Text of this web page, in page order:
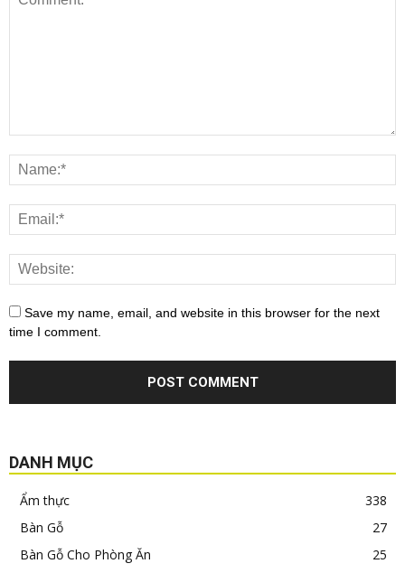
Save my name, email, and website in this browser for the next
time I comment.
DANH MỤC
Ẩm thực
338
Bàn Gỗ
27
Bàn Gỗ Cho Phòng Ăn
25